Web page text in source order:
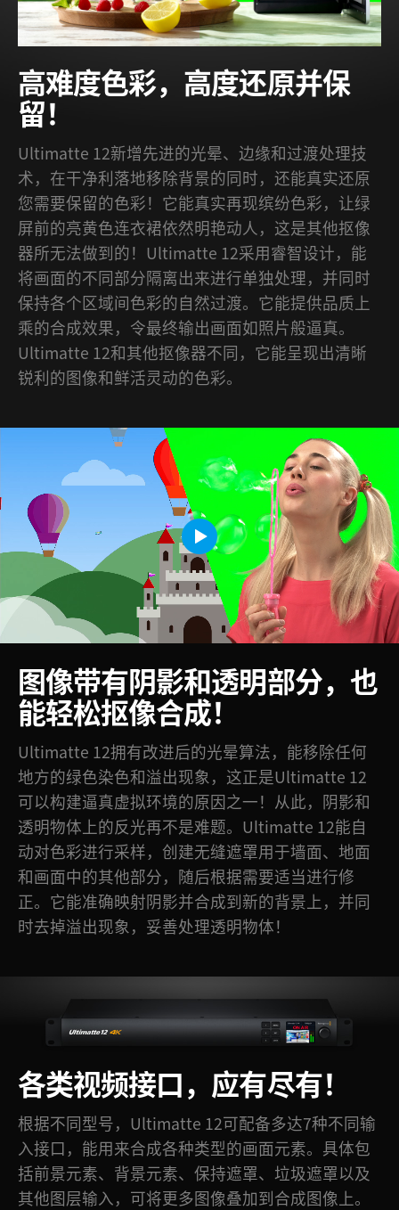
高难度色彩，高度还原并保
留！
Ultimatte 12新增先进的光晕、边缘和过渡处理技
术，在干净利落地移除背景的同时，还能真实还原
您需要保留的色彩！它能真实再现缤纷色彩，让绿
屏前的亮黄色连衣裙依然明艳动人，这是其他抠像
器所无法做到的！Ultimatte 12采用睿智设计，能
将画面的不同部分隔离出来进行单独处理，并同时
保持各个区域间色彩的自然过渡。它能提供品质上
乘的合成效果，令最终输出画面如照片般逼真。
Ultimatte 12和其他抠像器不同，它能呈现出清晰
锐利的图像和鲜活灵动的色彩。
图像带有阴影和透明部分， 也
能轻松抠像合成！
Ultimatte 12拥有改进后的光晕算法，能移除任何
地方的绿色染色和溢出现象，这正是Ultimatte 12
可以构建逼真虚拟环境的原因之一！从此，阴影和
透明物体上的反光再不是难题。Ultimatte 12能自
动对色彩进行采样，创建无缝遮罩用于墙面、地面
和画面中的其他部分，随后根据需要适当进行修
正。它能准确映射阴影并合成到新的背景上，并同
时去掉溢出现象，妥善处理透明物体！
各类视频接口，应有尽有！
根据不同型号，Ultimatte 12可配备多达7种不同输
入接口，能用来合成各种类型的画面元素。具体包
括前景元素、背景元素、保持遮罩、垃圾遮罩以及
其他图层输入，可将更多图像叠加到合成图像上。